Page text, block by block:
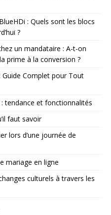
: Quels sont les blocs
?
un mandataire : A-t-on
prime à la conversion ?
Guide Complet pour Tout
tendance et fonctionnalités
faut savoir
lors d’une journée de
mariage en ligne
culturels à travers les